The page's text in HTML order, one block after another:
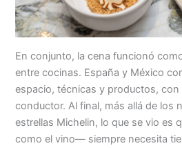
En conjunto, la cena funcionó
entre cocinas. España y México
espacio, técnicas y productos,
conductor. Al final, más allá de los
estrellas Michelin, lo que se vio es
como el vino— siempre necesita